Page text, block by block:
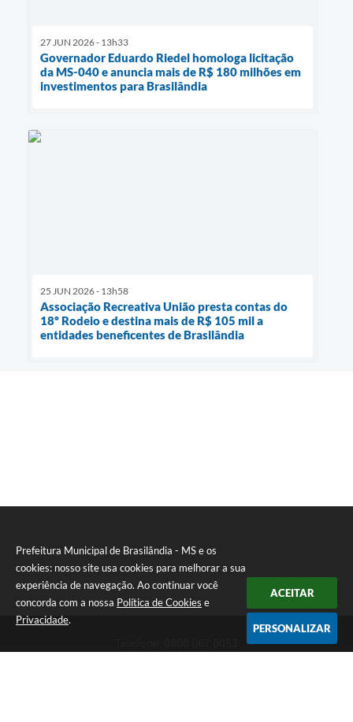
Prefeitura Municipal de Brasilândia - MS e os
cookies: nosso site usa cookies para melhorar a sua
experiência de navegação. Ao continuar você
concorda com a nossa Política de Cookies e
Privacidade.
ACEITAR
PERSONALIZAR
27 JUN 2026 - 13h33
Governador Eduardo Riedel homologa licitação
da MS-040 e anuncia mais de R$ 180 milhões em
investimentos para Brasilândia
25 JUN 2026 - 13h58
Associação Recreativa União presta contas do
18º Rodeio e destina mais de R$ 105 mil a
entidades beneficentes de Brasilândia